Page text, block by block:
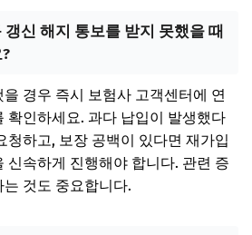
신 해지 통보를 받지 못했을 때
경우 즉시 보험사 고객센터에 연
확인하세요. 과다 납입이 발생했다
청하고, 보장 공백이 있다면 재가입
신속하게 진행해야 합니다. 관련 증
것도 중요합니다.